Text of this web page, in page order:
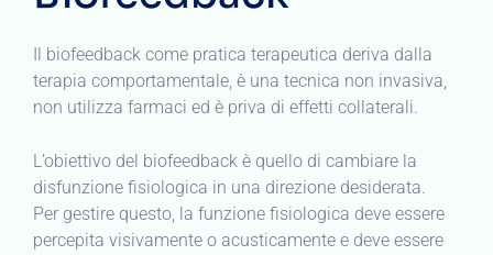
Il biofeedback come pratica terapeutica deriva dalla
terapia comportamentale, è una tecnica non invasiva,
non utilizza farmaci ed è priva di effetti collaterali.
L’obiettivo del biofeedback è quello di cambiare la
disfunzione fisiologica in una direzione desiderata.
Per gestire questo, la funzione fisiologica deve essere
percepita visivamente o acusticamente e deve essere